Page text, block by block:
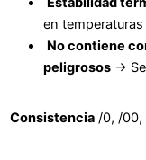
en
No contiene
peligrosos →
Consistencia /0, /00,